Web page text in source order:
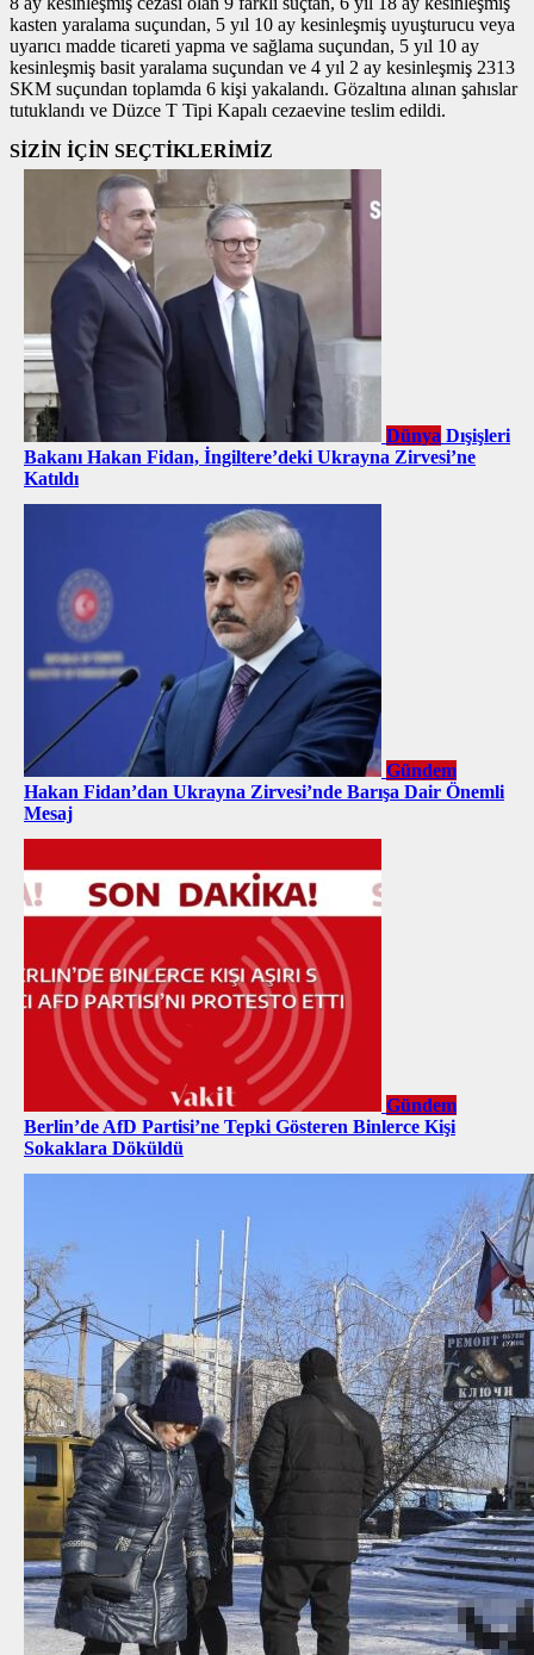
kasten yaralama suçundan, 5 yıl 10 ay kesinleşmiş uyuşturucu veya
uyarıcı madde ticareti yapma ve sağlama suçundan, 5 yıl 10 ay
kesinleşmiş basit yaralama suçundan ve 4 yıl 2 ay kesinleşmiş 2313
SKM suçundan toplamda 6 kişi yakalandı. Gözaltına alınan şahıslar
tutuklandı ve Düzce T Tipi Kapalı cezaevine teslim edildi.
SİZİN İÇİN SEÇTİKLERİMİZ
Dünya Dışişleri
Bakanı Hakan Fidan, İngiltere’deki Ukrayna Zirvesi’ne
Katıldı
Gündem
Hakan Fidan’dan Ukrayna Zirvesi’nde Barışa Dair Önemli
Mesaj
Gündem
Berlin’de AfD Partisi’ne Tepki Gösteren Binlerce Kişi
Sokaklara Döküldü